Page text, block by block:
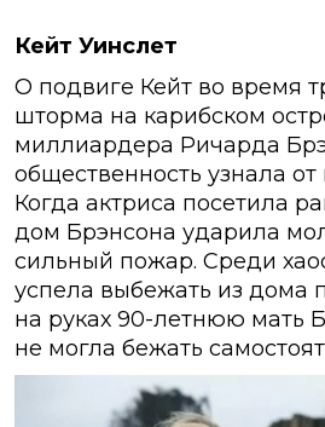
Кейт Уинслет
О подвиге Кейт во время
шторма на карибском
миллиардера Ричарда
общественность узнала от
Когда актриса посетила
дом Брэнсона ударила
сильный пожар. Среди
успела выбежать из дома
на руках 90-летнюю мать
не могла бежать